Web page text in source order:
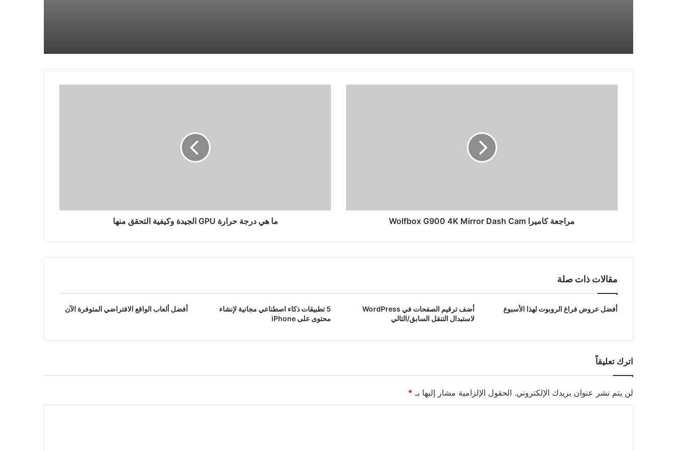
كيفية تعطيل IPv6 في لينكس
9 من أفضل مواقع البحث عن أرقام
مراجعة كاميرا Wolfbox G900 4K Mirror Dash Cam ما هي درجة حرارة GPU الجيدة وكيفية التحقق منها
مقالات ذات صلة
أفضل عروض فراغ الروبوت لهذا الأسبوع
أضف ترقيم الصفحات في WordPress
لاستبدال التنقل السابق/التالي
5 تطبيقات ذكاء اصطناعي مجانية لإنشاء
محتوى على iPhone
أفضل ألعاب الواقع الافتراضي المتوفرة الآن
اترك تعليقاً
لن يتم نشر عنوان بريدك الإلكتروني. الحقول الإلزامية مشار إليها بـ *